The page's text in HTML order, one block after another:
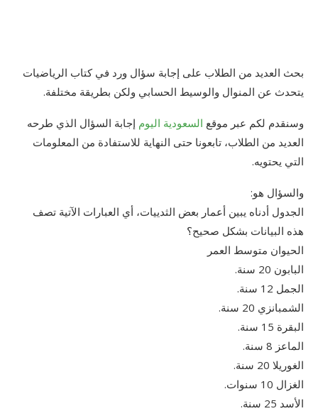
بحث العديد من الطلاب على إجابة سؤال ورد في كتاب الرياضيات
يتحدث عن المنوال والوسيط الحسابي ولكن بطريقة مختلفة.
وسنقدم لكم عبر موقع السعودية اليوم إجابة السؤال الذي طرحه
العديد من الطلاب، تابعونا حتى النهاية للاستفادة من المعلومات
التي يحتويه.
والسؤال هو:
الجدول أدناه يبين أعمار بعض الثدييات، أي العبارات الآتية تصف
هذه البيانات بشكل صحيح؟
الحيوان متوسط العمر
البابون 20 سنة.
الجمل 12 سنة.
الشمبانزي 20 سنة.
البقرة 15 سنة.
الماعز 8 سنة.
الغوريلا 20 سنة.
الغزال 10 سنوات.
الأسد 25 سنة.